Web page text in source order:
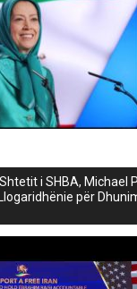
i SHBA, Michael
për